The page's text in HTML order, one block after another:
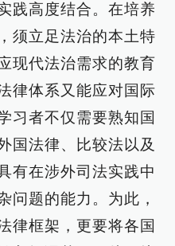
践高度结合。在培养
须立足法治的本土特
现代法治需求的教育
律体系又能应对国际
习者不仅需要熟知国
国法律、比较法以及
有在涉外司法实践中
问题的能力。为此，
律框架，更要将各国